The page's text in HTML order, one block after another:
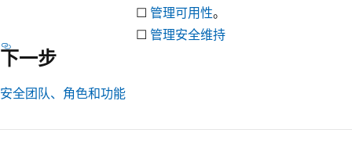
☐ 管理可用性。
☐ 管理安全维持
下一步
安全团队、角色和功能